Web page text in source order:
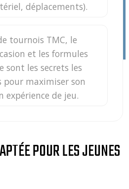
déplacements).
tournois TMC, le
et les formules
sont les secrets les
pour maximiser son
expérience de jeu.
POUR LES JEUNES